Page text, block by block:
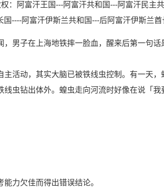
：阿富汗王国---阿富汗共和国---阿富汗民主
----阿富汗伊斯兰共和国---后阿富汗伊斯兰酋
，男子在上海地铁摔一脸血，醒来后第一句话
活动，其实大脑已被铁线虫控制。有一天，
虫钻出体外。蝗虫走向河流时好像在说「我
力欠佳而得出错误结论。